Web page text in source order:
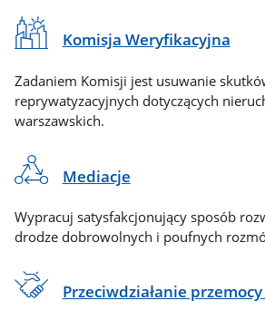
Komisja Weryfikacyjna
Zadaniem Komisji jest usuwanie
reprywatyzacyjnych dotyczących
warszawskich.
Mediacje
Wypracuj satysfakcjonujący sposób
drodze dobrowolnych i poufnych
Przeciwdziałanie